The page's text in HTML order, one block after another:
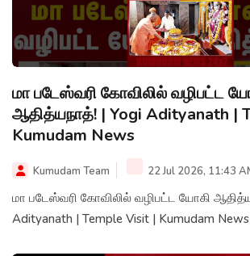
மா படேஸ்வரி கோவிலில் வழிபட்ட
ஆதித்யநாத்! | Yogi Adityanath |
Kumudam News
Kumudam Team 22 Jul 2026, 11:43
மா படேஸ்வரி கோவிலில் வழிபட்ட யோகி
Adityanath | Temple Visit | Kumudam News